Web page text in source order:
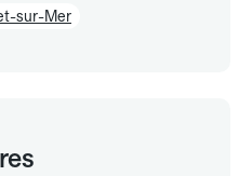
sur-Mer